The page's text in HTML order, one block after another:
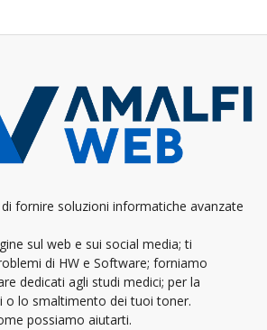
fornire soluzioni informatiche avanzate
sul web e sui social media; ti
di HW e Software; forniamo
dedicati agli studi medici; per la
o lo smaltimento dei tuoi toner.
possiamo aiutarti.